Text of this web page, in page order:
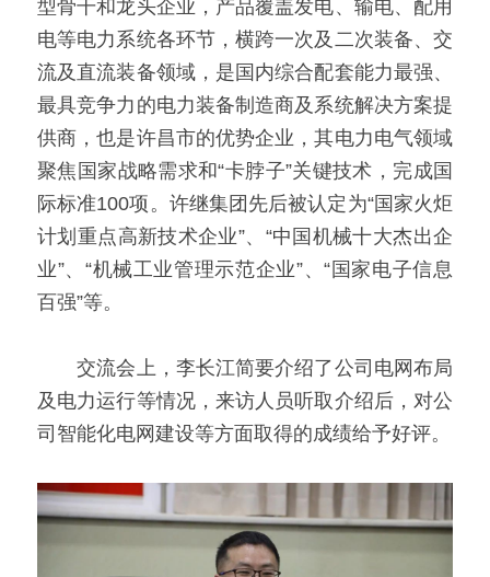
型骨干和龙头企业，产品覆盖发电、输电、配用
电等电力系统各环节，横跨一次及二次装备、交
流及直流装备领域，是国内综合配套能力最强、
最具竞争力的电力装备制造商及系统解决方案提
供商，也是许昌市的优势企业，其电力电气领域
聚焦国家战略需求和“卡脖子”关键技术，完成国
际标准100项。许继集团先后被认定为“国家火炬
计划重点高新技术企业”、“中国机械十大杰出企
业”、“机械工业管理示范企业”、“国家电子信息
百强”等。
交流会上，李长江简要介绍了公司电网布局
及电力运行等情况，来访人员听取介绍后，对公
司智能化电网建设等方面取得的成绩给予好评。